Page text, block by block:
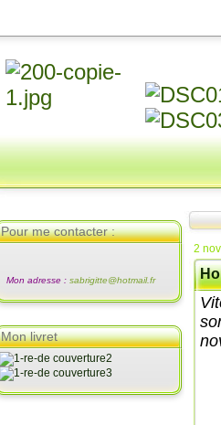
Pour me contacter :
Mon adresse : sabrigitte@hotmail.fr
Mon livret
2